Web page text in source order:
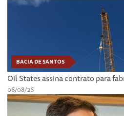
BACIA DE SANTOS
Oil States assina contrato para
06/08/26